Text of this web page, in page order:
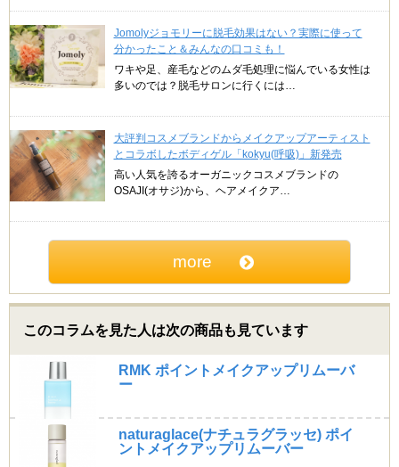
Jomolyジョモリーに脱毛効果はない？実際に使って
分かったこと＆みんなの口コミも！
ワキや足、産毛などのムダ毛処理に悩んでいる女性は
多いのでは？脱毛サロンに行くには…
大評判コスメブランドからメイクアップアーティスト
とコラボしたボディゲル「kokyu(呼吸)」新発売
高い人気を誇るオーガニックコスメブランドの
OSAJI(オサジ)から、ヘアメイクア…
more
このコラムを見た人は次の商品も見ています
RMK ポイントメイクアップリムーバ
ー
naturaglace(ナチュラグラッセ) ポイ
ントメイクアップリムーバー